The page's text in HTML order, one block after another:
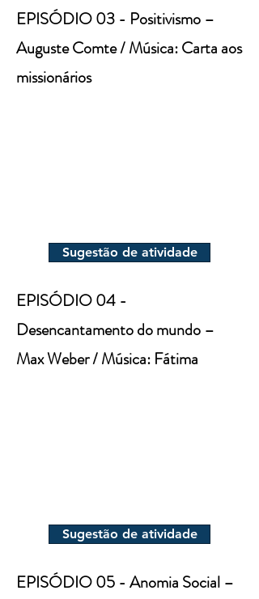
EPISÓDIO 03 - Positivismo –
Auguste Comte / Música: Carta aos
missionários
Sugestão de atividade
EPISÓDIO 04 -
Desencantamento do mundo –
Max Weber / Música: Fátima
Sugestão de atividade
EPISÓDIO 05 - Anomia Social –